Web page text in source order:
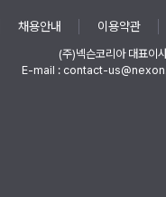
채용안내 이용약관
(주)넥슨코리아 대표이
E-mail : contact-